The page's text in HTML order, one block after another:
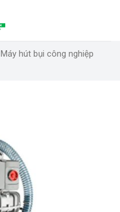
Máy hút bụi công nghiệp